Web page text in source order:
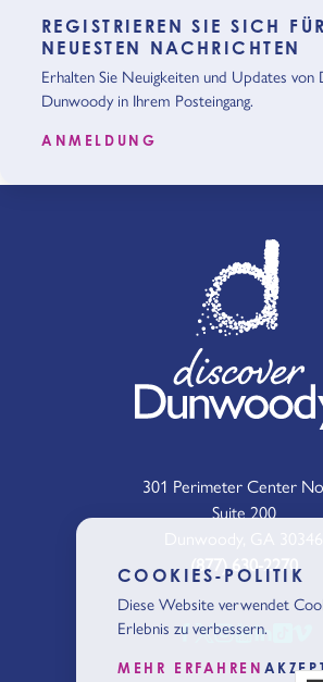
REGISTRIEREN SIE SICH
NEUESTEN NACHRICHTEN
Erhalten Sie Neuigkeiten und Updates von
Dunwoody in Ihrem Posteingang.
ANMELDUNG
301 Perimeter Center
Suite 200
(877) 630-2270
COOKIES-POLITIK
Diese Website verwendet
Erlebnis zu verbessern.
MEHR ERFAHREN